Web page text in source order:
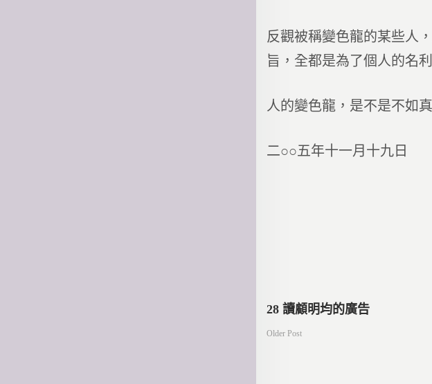
反觀被稱變色龍的某些人
旨，全都是為了個人的名利
人的變色龍，是不是不如
二○○五年十一月十九日
文
28 讀顧明均的廣告
Older Post